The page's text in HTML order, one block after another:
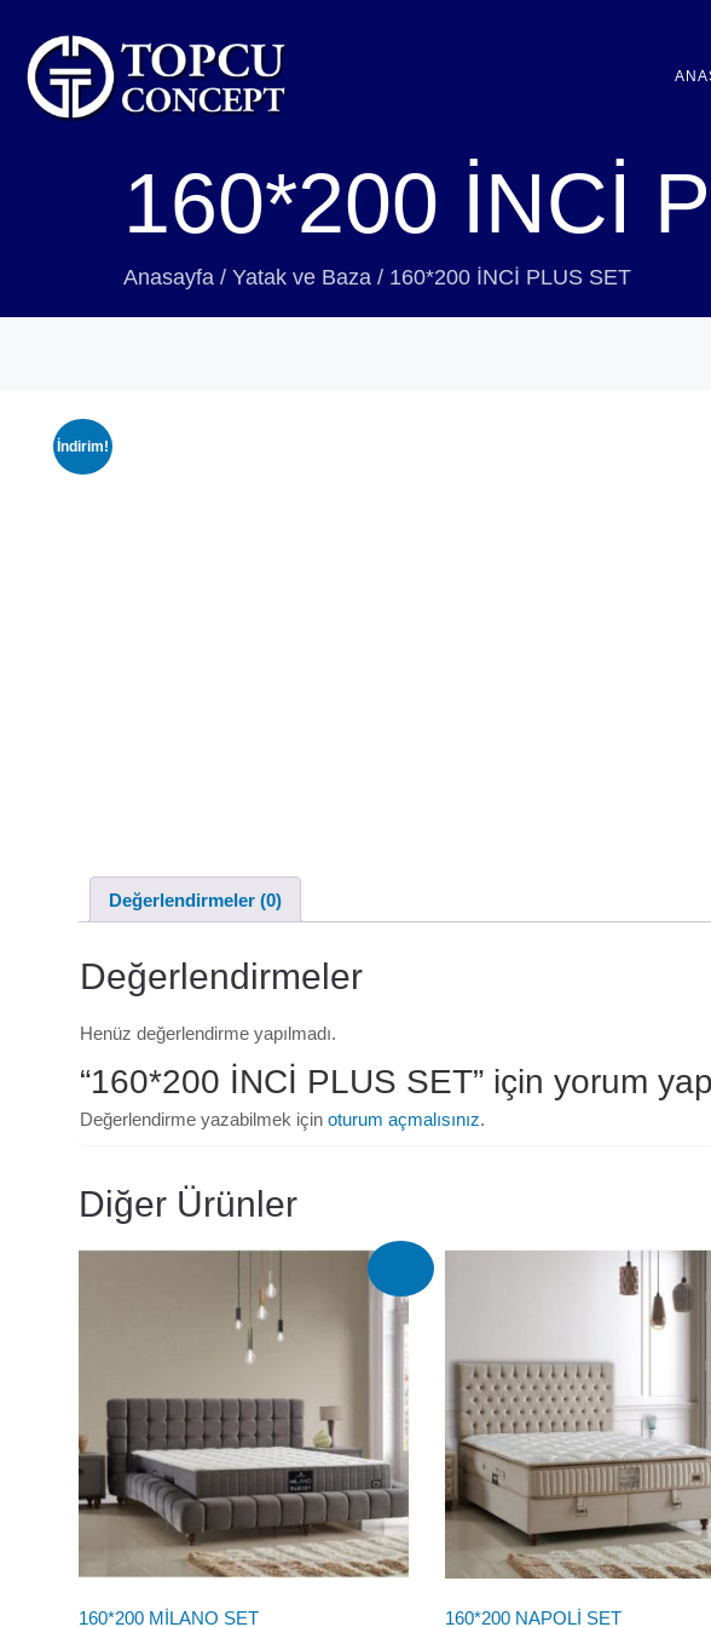
160*200 İNCİ
Anasayfa / Yatak ve Baza / 160*200 İNCİ PLUS SET
İndirim!
Değerlendirmeler (0)
Değerlendirmeler
Henüz değerlendirme yapılmadı.
“160*200 İNCİ PLUS SET” için yorum
Değerlendirme yazabilmek için oturum açmalısınız.
Diğer Ürünler
160*200 MİLANO SET 160*200 NAPOLİ SET